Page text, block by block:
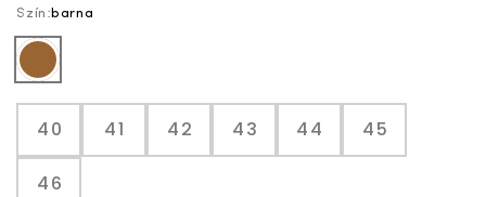
Szín: barna
barna
40 41 42 43 44 45
46